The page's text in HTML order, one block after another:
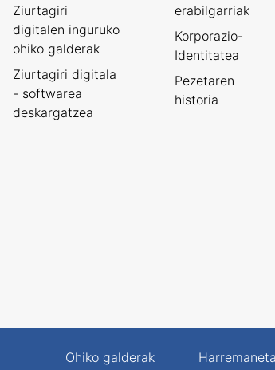
Ziurtagiri
digitalen inguruko
ohiko galderak
Ziurtagiri digitala
- softwarea
deskargatzea
erabilgarriak
Korporazio-
Identitatea
Pezetaren
historia
Ohiko galderak